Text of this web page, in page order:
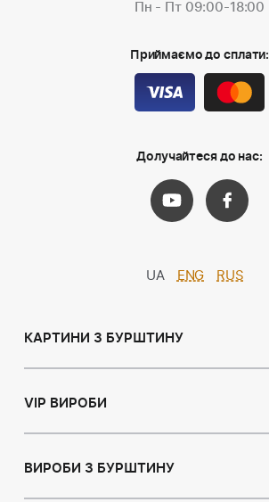
Пн - Пт 09:00-18:00
Приймаємо до сплати:
Долучайтеся до нас:
UA ENG RUS
КАРТИНИ З БУРШТИНУ
Іменні ікони
VIP ВИРОБИ
Ікони з пластин
ВИРОБИ З БУРШТИНУ